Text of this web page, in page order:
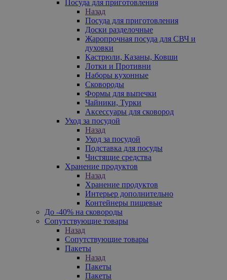
Посуда для приготовления
Назад
Посуда для приготовления
Доски разделочные
Жаропрочная посуда для СВЧ и
духовки
Кастрюли, Казаны, Ковши
Лотки и Противни
Наборы кухонные
Сковороды
Формы для выпечки
Чайники, Турки
Аксессуары для сковород
Уход за посудой
Назад
Уход за посудой
Подставка для посуды
Чистящие средства
Хранение продуктов
Назад
Хранение продуктов
Интерьер дополнительно
Контейнеры пищевые
До -40% на сковороды
Сопутствующие товары
Назад
Сопутствующие товары
Пакеты
Назад
Пакеты
Пакеты